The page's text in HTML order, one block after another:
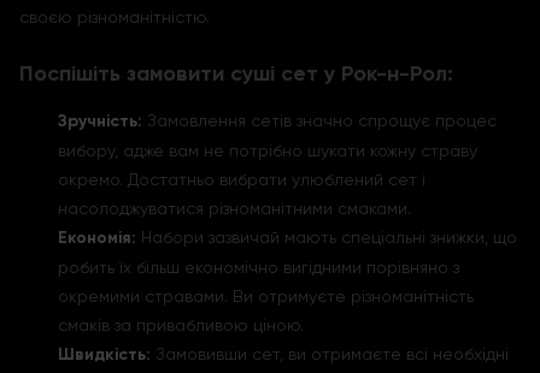
своєю різноманітністю.
Поспішіть замовити суші сет у Рок-н-Рол:
Зручність: Замовлення сетів значно спрощує процес
вибору, адже вам не потрібно шукати кожну страву
окремо. Достатньо вибрати улюблений сет і
насолоджуватися різноманітними смаками.
Економія: Набори зазвичай мають спеціальні знижки, що
робить їх більш економічно вигідними порівняно з
окремими стравами. Ви отримуєте різноманітність
смаків за привабливою ціною.
Швидкість: Замовивши сет, ви отримаєте всі необхідні